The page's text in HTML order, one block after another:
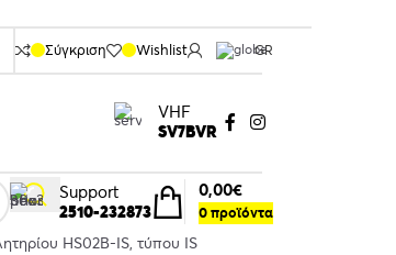
Σύγκριση Wishlist GR
VHF
SV7BVR
Support
2510-232873
0προϊόντα
0,00€
HS02B-IS, τύπου IS